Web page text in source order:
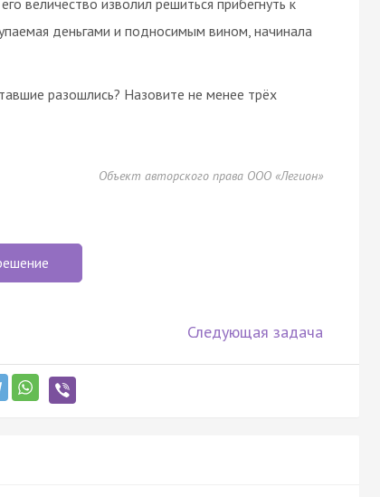
деньгами и подносимым вином, начинала
разошлись? Назовите не менее трёх
Объект авторского права ООО «Легион»
Следующая задача